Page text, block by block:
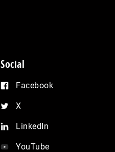
Social
Facebook
X
LinkedIn
YouTube